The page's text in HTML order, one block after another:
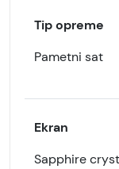
Tip opreme
Pametni sat
Ekran
Sapphire